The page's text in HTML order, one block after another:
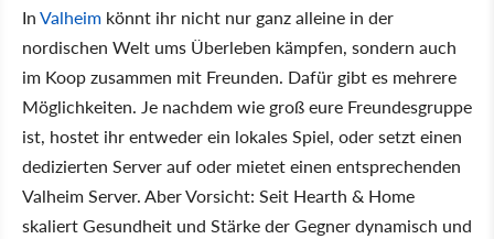
InValheim könnt ihr nicht nur ganz alleine in der
nordischen Welt ums Überleben kämpfen, sondern auch
im Koop zusammen mit Freunden. Dafür gibt es mehrere
Möglichkeiten. Je nachdem wie groß eure Freundesgruppe
ist, hostet ihr entweder ein lokales Spiel, oder setzt einen
dedizierten Server auf oder mietet einen entsprechenden
Valheim Server. Aber Vorsicht: Seit Hearth & Home
skaliert Gesundheit und Stärke der Gegner dynamisch und